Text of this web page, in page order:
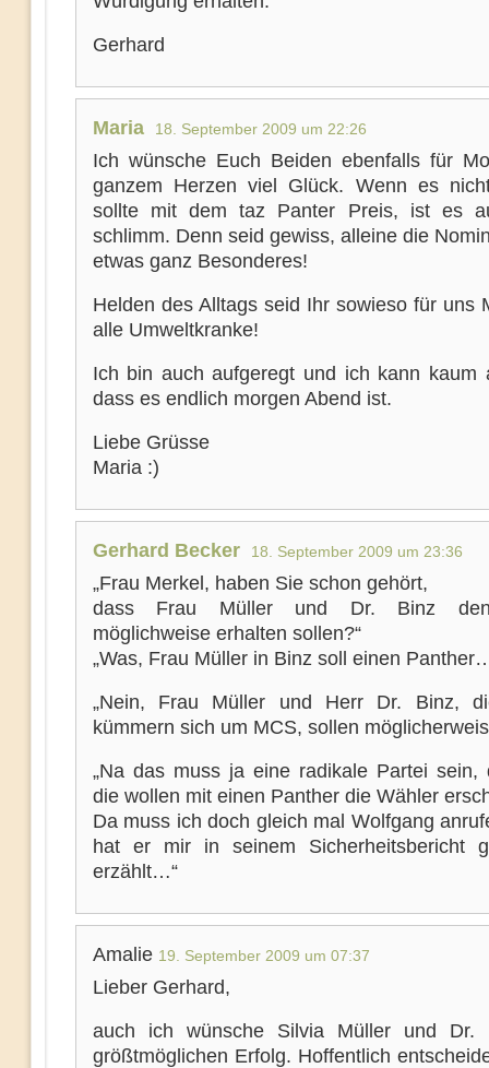
Gerhard
Maria 18. September 2009 um 22:26
Ich wünsche Euch Beiden ebenfalls für
ganzem Herzen viel Glück. Wenn es
sollte mit dem taz Panter Preis, ist es
schlimm. Denn seid gewiss, alleine die
etwas ganz Besonderes!
Helden des Alltags seid Ihr sowieso für uns
alle Umweltkranke!
Ich bin auch aufgeregt und ich kann kaum
dass es endlich morgen Abend ist.
Liebe Grüsse
Maria :)
Gerhard Becker 18. September 2009 um 23:36
„Frau Merkel, haben Sie schon gehört,
dass Frau Müller und Dr. Binz
möglichweise erhalten sollen?“
„Was, Frau Müller in Binz soll einen
„Nein, Frau Müller und Herr Dr. Binz,
kümmern sich um MCS, sollen
„Na das muss ja eine radikale Partei sein,
die wollen mit einen Panther die Wähler
Da muss ich doch gleich mal Wolfgang
hat er mir in seinem Sicherheitsbericht
erzählt…“
Amalie 19. September 2009 um 07:37
Lieber Gerhard,
auch ich wünsche Silvia Müller und Dr.
größtmöglichen Erfolg. Hoffentlich